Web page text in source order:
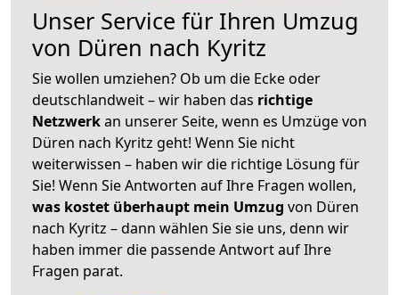
Unser Service für Ihren Umzug
von Düren nach Kyritz
Sie wollen umziehen? Ob um die Ecke oder
deutschlandweit – wir haben das richtige
Netzwerkan unserer Seite, wenn es Umzüge von
Düren nach Kyritz geht! Wenn Sie nicht
weiterwissen – haben wir die richtige Lösung für
Sie! Wenn Sie Antworten auf Ihre Fragen wollen,
was kostet überhaupt mein Umzug von Düren
nach Kyritz – dann wählen Sie sie uns, denn wir
haben immer die passende Antwort auf Ihre
Fragen parat.